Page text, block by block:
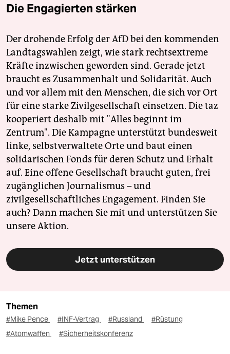
Die Engagierten stärken
Der drohende Erfolg der AfD bei den kommenden
Landtagswahlen zeigt, wie stark rechtsextreme
Kräfte inzwischen geworden sind. Gerade jetzt
braucht es Zusammenhalt und Solidarität. Auch
und vor allem mit den Menschen, die sich vor Ort
für eine starke Zivilgesellschaft einsetzen. Die taz
kooperiert deshalb mit "Alles beginnt im
Zentrum". Die Kampagne unterstützt bundesweit
linke, selbstverwaltete Orte und baut einen
solidarischen Fonds für deren Schutz und Erhalt
auf. Eine offene Gesellschaft braucht guten, frei
zugänglichen Journalismus – und
zivilgesellschaftliches Engagement. Finden Sie
auch? Dann machen Sie mit und unterstützen Sie
unsere Aktion.
Jetzt unterstützen
Themen
#Mike Pence #INF-Vertrag #Russland
#Rüstung
#Atomwaffen
#Sicherheitskonferenz